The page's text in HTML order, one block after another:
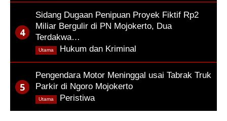
Sidang Dugaan Penipuan Proyek Fiktif Rp2
Miliar Bergulir di PN Mojokerto, Dua
Terdakwa…
Hukum dan Kriminal
Utama
Pengendara Motor Meninggal usai Tabrak Truk
Parkir di Ngoro Mojokerto
Peristiwa,
Utama